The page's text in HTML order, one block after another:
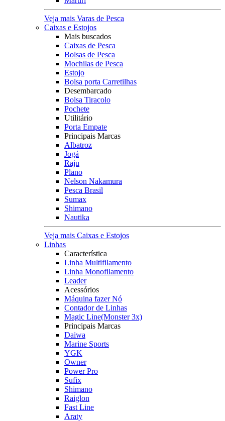
Veja mais Varas de Pesca
Caixas e Estojos
Mais buscados
Caixas de Pesca
Bolsas de Pesca
Mochilas de Pesca
Estojo
Bolsa porta Carretilhas
Desembarcado
Bolsa Tiracolo
Pochete
Utilitário
Porta Empate
Principais Marcas
Albatroz
Jogá
Raju
Plano
Nelson Nakamura
Pesca Brasil
Sumax
Shimano
Nautika
Veja mais Caixas e Estojos
Linhas
Característica
Linha Multifilamento
Linha Monofilamento
Leader
Acessórios
Máquina fazer Nó
Contador de Linhas
Magic Line(Monster 3x)
Principais Marcas
Daiwa
Marine Sports
YGK
Owner
Power Pro
Sufix
Shimano
Raiglon
Fast Line
Araty